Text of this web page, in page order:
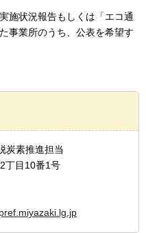
施状況報告もしくは「エコ通
事業所のうち、公表を希望す
炭素推進担当
丁目10番1号